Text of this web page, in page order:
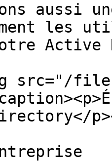
aussi
les
Active
src="/files/